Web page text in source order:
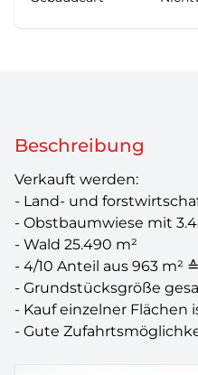
Beschreibung
Verkauft werden:
- Land- und
- Obstbaumwiese mit
- Wald 25.490 m²
- 4/10 Anteil aus 963 m²
- Grundstücksgröße
- Kauf einzelner
- Gute